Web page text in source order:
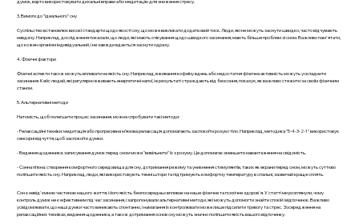
3. Вимоги до "ідеального" сну
Суспільство встановлює високі стандарти щодо якості сну, що може викликати додатковий тиск. Люди, які не можуть заснути швидко, часто відчувають
невдачу. Наприклад, дослідження показали, що люди, які мають очікування щодо швидкого засинання, мають більше проблем зі сном. Важливо пам'ятати,
що кожен організм індивідуальний, і не завжди вдається заснути одразу.
4. Фізичні фактори
Фізичні аспекти також можуть впливати на якість сну. Наприклад, вживання кофеїну вдень або недостатня фізична активність можуть ускладнити
засинання. Кейс людей, які регулярно вживають енергетичні напої, і в результаті страждають від безсоння, показує, як важливо стежити за своїм фізичним
станом.
5. Альтернативні методи
Натомість, щоб полегшити процес засинання, можна спробувати такі методи:
- Релаксаційні техніки: медитація або прогресивна м’язова релаксація допомагають заспокоїти розум і тіло. Наприклад, методика "5-4-3-2-1" використовує
сенсорні відчуття, щоб заспокоїти думки.
- Ведення щоденника: записування думок перед сном може "вивільнити" їх з розуму. Це допомагає зменшити навантаження на свідомість.
- Сонна гігієна: створення комфортного середовища для сну, дотримання режиму та уникнення стимулянтів, таких як екрани перед сном, можуть суттєво
поліпшити якість сну. Наприклад, люди, які використовують темні штори та підтримують комфортну температуру в спальні, зазвичай краще сплять.
Сон є невід'ємною частиною нашого життя, і його якість безпосередньо впливає на наше фізичне та психічне здоров'я. У статті ми розглянули, чому
контроль думок не є ефективним під час засинання, і запропонували альтернативні методи, які можуть допомогти знайти спокій і відпочинок. Важливо
усвідомлювати, що наші думки часто виникають спонтанно, і намагання їх контролювати може лише підсилити тривогу та стрес. Зосередження на
релаксаційних техніках, ведення щоденника, а також дотримання основ сну можуть значно поліпшити якість вашого відпочинку.